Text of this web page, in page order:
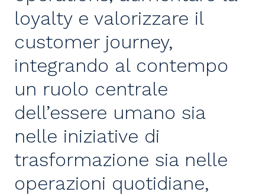
loyalty e valorizzare il
customer journey,
integrando al contempo
un ruolo centrale
dell’essere umano sia
nelle iniziative di
trasformazione sia nelle
operazioni quotidiane,